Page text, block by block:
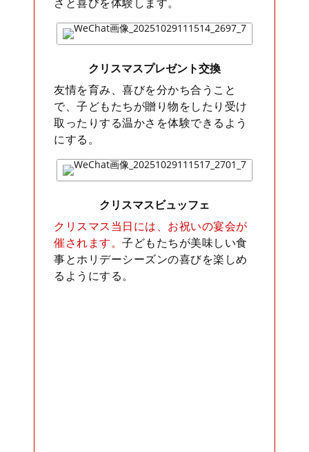
さと喜びを体験します。
クリスマスプレゼント交換
友情を育み、喜びを分かち合うこと
で、子どもたちが贈り物をしたり受け
取ったりする温かさを体験できるよう
にする。
クリスマスビュッフェ
クリスマス当日には、お祝いの宴会が
催されます。子どもたちが美味しい食
事とホリデーシーズンの喜びを楽しめ
るようにする。